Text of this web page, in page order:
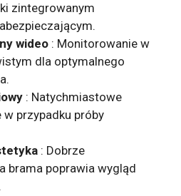
zintegrowanym
wideo : Monitorowanie w
dla optymalnego
: Natychmiastowe
przypadku próby
: Dobrze
brama poprawia wygląd